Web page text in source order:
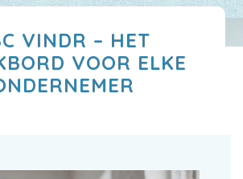
VINDR – HET
VOOR ELKE